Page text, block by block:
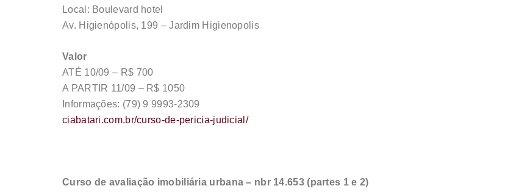
Local: Boulevard hotel
Av. Higienópolis, 199 – Jardim Higienopolis
Valor
ATÉ 10/09 – R$ 700
A PARTIR 11/09 – R$ 1050
Informações: (79) 9 9993-2309
ciabatari.com.br/curso-de-pericia-judicial/
Curso de avaliação imobiliária urbana – nbr 14.653 (partes 1 e 2)